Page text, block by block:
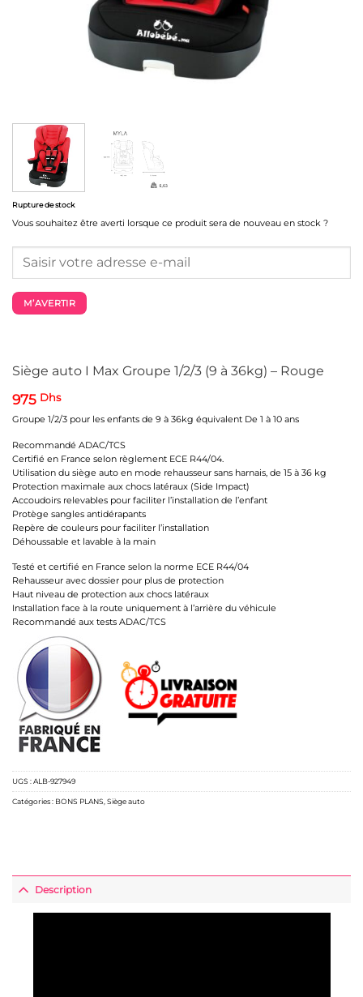
Siège auto I Max Groupe 1/2/3 (9 à 36kg) – Rouge
975 Dhs
Groupe 1/2/3 pour les enfants de 9 à 36kg équivalent De 1 à 10 ans
Recommandé ADAC/TCS
Certifié en France selon règlement ECE R44/04.
Utilisation du siège auto en mode rehausseur sans harnais, de 15 à 36 kg
Protection maximale aux chocs latéraux (Side Impact)
Accoudoirs relevables pour faciliter l’installation de l’enfant
Protège sangles antidérapants
Repère de couleurs pour faciliter l’installation
Déhoussable et lavable à la main
Testé et certifié en France selon la norme ECE R44/04
Rehausseur avec dossier pour plus de protection
Haut niveau de protection aux chocs latéraux
Installation face à la route uniquement à l’arrière du véhicule
Recommandé aux tests ADAC/TCS
Rupture de stock
Vous souhaitez être averti lorsque ce produit sera de nouveau en stock ?
M’AVERTIR
UGS :ALB-927949
Catégories : BONS PLANS Siège auto
Description